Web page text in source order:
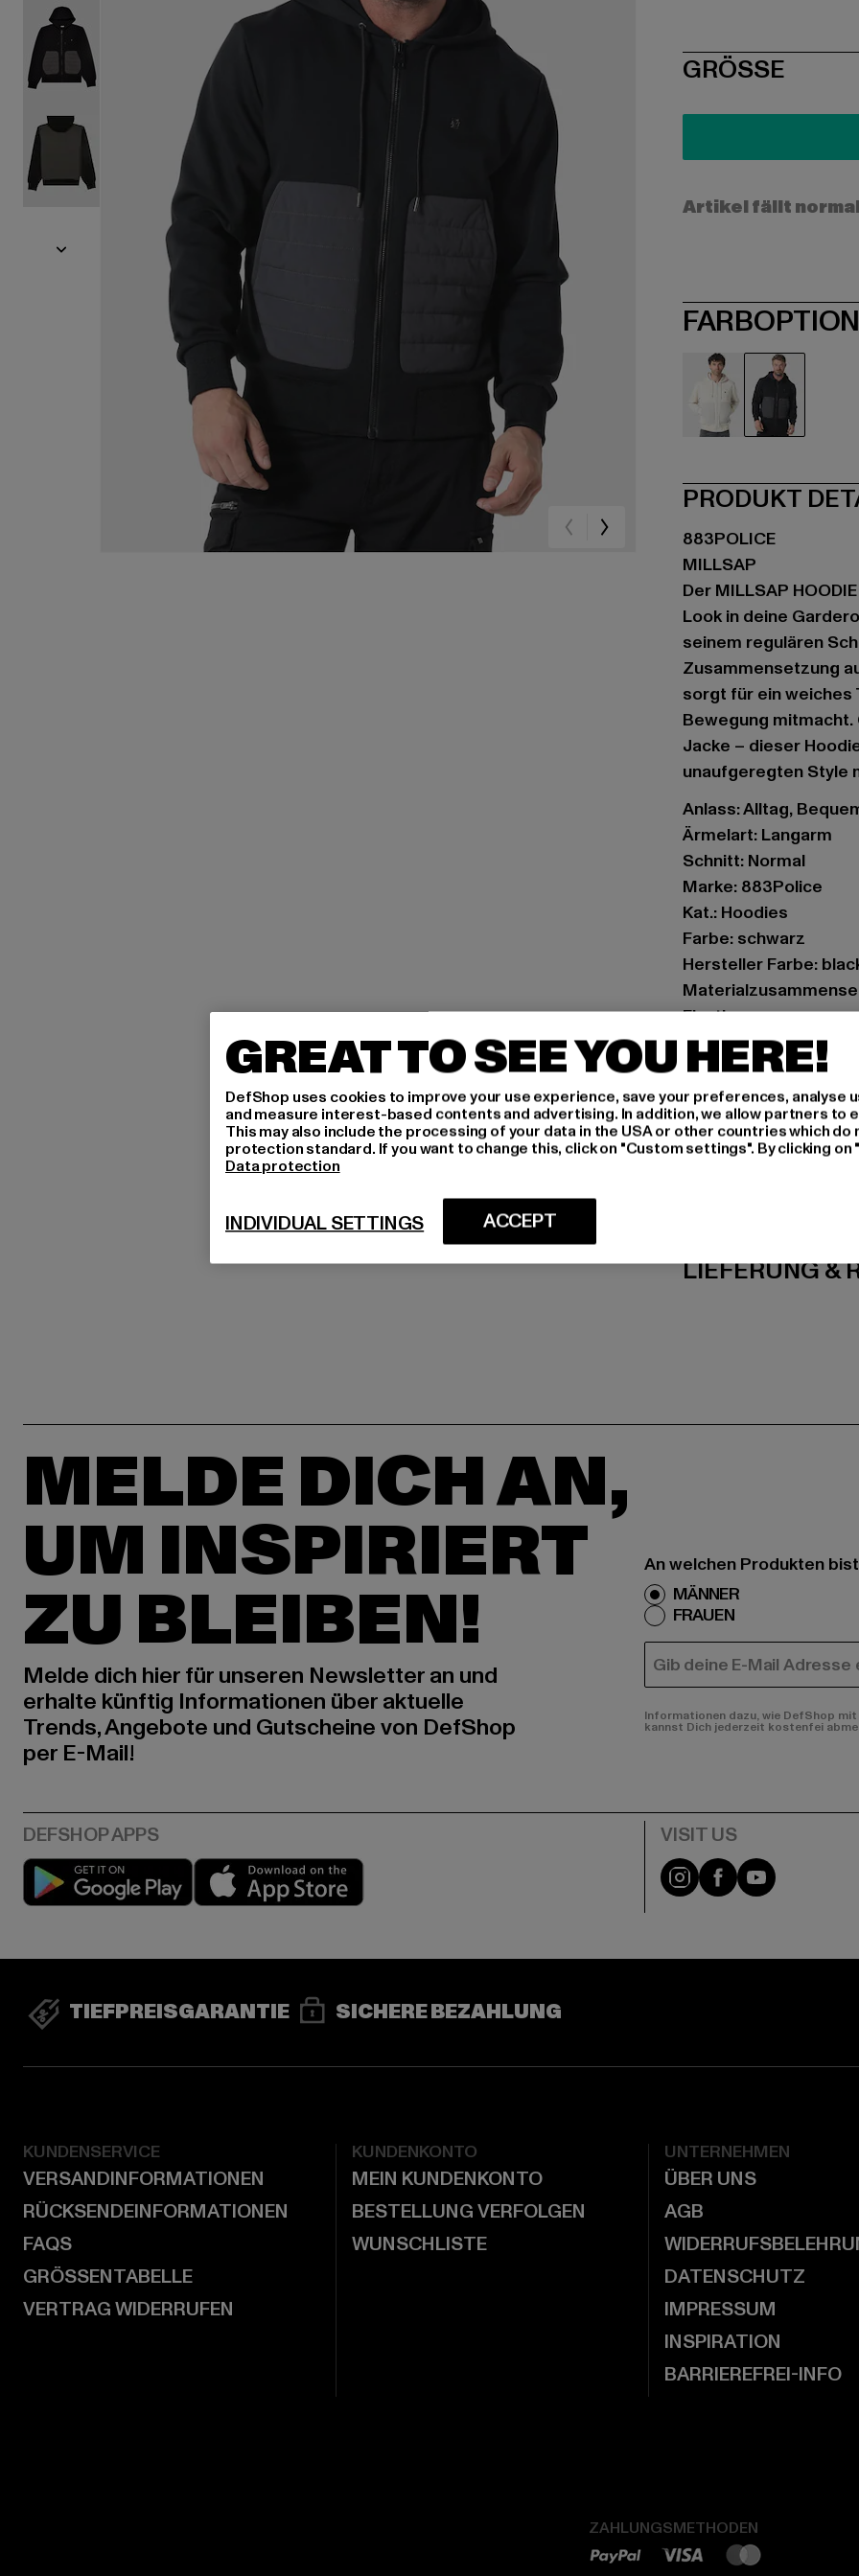
SIZE
GRÖSSE
Artikel fällt
PRODUKT
883POLICE
MILLSAP
Der MILLSAP
Look in deine
seinem regulären
Zusammensetzung
sorgt für ein weiches
Bewegung
Jacke – dieser
unaufgeregten Style
Anlass: Alltag,
Ärmelart: Langarm
Schnitt: Normal
Marke: 883Police
Kat.: Hoodies
Farbe: schwarz
Hersteller Farbe:
Elasthan
Art.Nr: 0008599-00007
Hersteller: Zabou
Shelley Road,
LIEFERUNG &
MELDE DICH AN,
UM INSPIRIERT
ZU BLEIBEN!
Melde dich hier für unseren Newsletter an und
erhalte künftig Informationen über aktuelle
Trends, Angebote und Gutscheine von DefShop
per E-Mail!
An welchen Produkten
MÄNNER
FRAUEN
E-MAIL
Informationen dazu, wie DefShop
kannst Dich jederzeit kostenfei
Play market Visit our Instagram
Visit ourVisit our
TIEFPREISGARANTIE SICHERE BEZAHLUNG
KUNDENSERVICE
VERSANDINFORMATIONEN
RÜCKSENDEINFORMATIONEN
FAQS
GRÖSSENTABELLE
VERTRAG WIDERRUFEN
KUNDENKONTO
MEIN KUNDENKONTO
BESTELLUNG VERFOLGEN
WUNSCHLISTE
UNTERNEHMEN
ÜBER UNS
AGB
DATENSCHUTZ
IMPRESSUM
INSPIRATION
BARRIEREFREI-INFO
ZAHLUNGSMETHODEN
GREAT TO SEE YOU HERE!
DefShop uses cookies to improve your use experience, save your preferences, analyse
and measure interest-based contents and advertising. In addition, we allow partners to
This may also include the processing of your data in the USA or other countries which do
protection standard. If you want to change this, click on "Custom settings". By clicking
Data protection
ACCEPT
INDIVIDUAL SETTINGS